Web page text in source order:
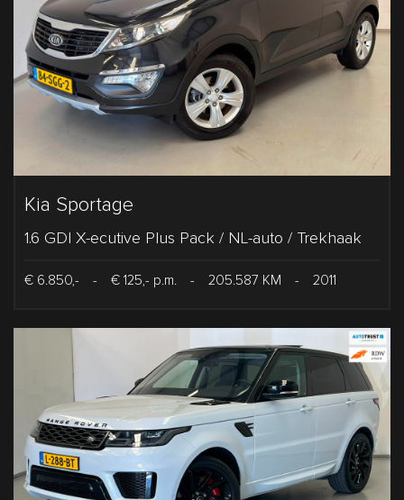
Kia Sportage
1.6 GDI X-ecutive Plus Pack / NL-auto / Trekhaak
€ 6.850,- - € 125,- p.m. - 205.587 KM - 2011